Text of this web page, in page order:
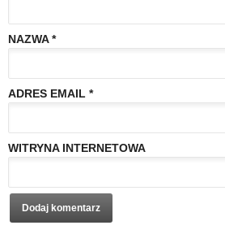
NAZWA*
ADRES EMAIL *
WITRYNA INTERNETOWA